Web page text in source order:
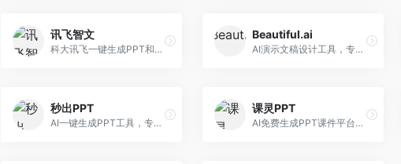
讯飞智文
科大讯飞一键生成PPT和Word工具，整合语音技术。面向职场人士，支持语音输入、文档生成、格式调整等功能，办公效率显著提升。
Beautiful.ai
AI演示文稿设计工具，专注于自动化设计排版。面向职场人士，提供智能排版、模板选择、设计优化等服务，设计美观度高。
秒出PPT
AI一键生成PPT工具，专注于快速演示文稿制作。面向职场人士，支持主题输入、内容生成、模板套用等功能，PPT生成速度快，适合紧急制作场景。
课灵PPT
AI免费生成PPT课件平台，专注于教育场景。面向教师和教育工作者，提供课件生成、教学设计、模板选择等服务，教育适配性强。